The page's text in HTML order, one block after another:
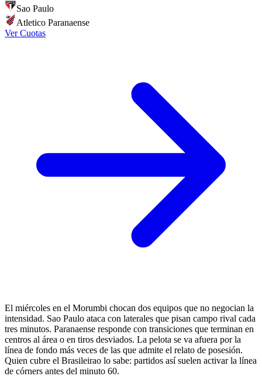
Sao Paulo
Atletico Paranaense
Ver Cuotas
El miércoles en el Morumbi chocan dos equipos que no negocian la
intensidad. Sao Paulo ataca con laterales que pisan campo rival cada
tres minutos. Paranaense responde con transiciones que terminan en
centros al área o en tiros desviados. La pelota se va afuera por la
línea de fondo más veces de las que admite el relato de posesión.
Quien cubre el Brasileirao lo sabe: partidos así suelen activar la línea
de córners antes del minuto 60.